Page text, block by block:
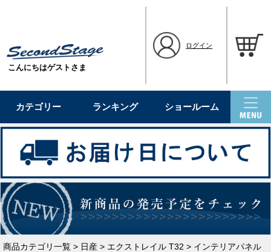
こんにちはゲストさま
ログイン
カテゴリー ランキング ショールーム
商品カテゴリ一覧 > 日産 > エクストレイル T32 > インテリアパネル